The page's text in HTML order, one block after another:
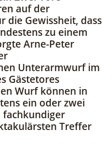
auf der
die Gewissheit, dass
zu einem
Arne-Peter
Unterarmwurf im
Gästetores
Wurf können in
ein oder zwei
fachkundiger
Treffer